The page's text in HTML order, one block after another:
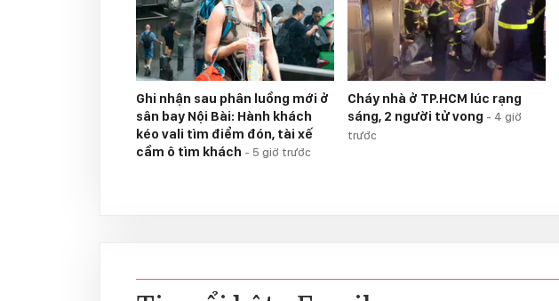
Ghi nhận sau phân luồng mới ở
sân bay Nội Bài: Hành khách
kéo vali tìm điểm đón, tài xế
cầm ô tìm khách - 5 giờ trước
Cháy nhà ở TP.HCM lúc rạng
sáng, 2 người tử vong - 4 giờ
trước